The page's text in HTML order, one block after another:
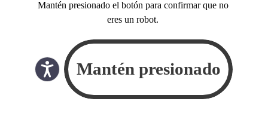
Mantén presionado el botón para confirmar que no
eres un robot.